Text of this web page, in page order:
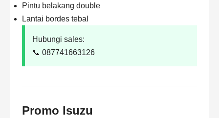
Pintu belakang double
Lantai bordes tebal
Hubungi sales:
📞 087741663126
Promo Isuzu